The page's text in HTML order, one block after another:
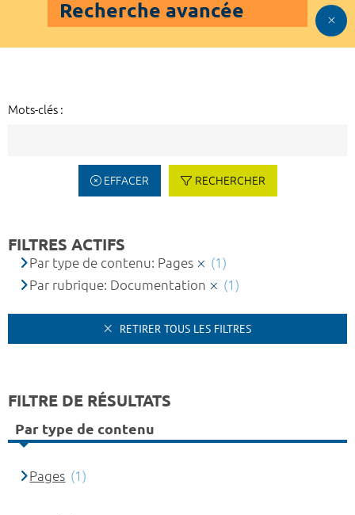
Recherche avancée
Mots-clés :
EFFACER RECHERCHER
FILTRES ACTIFS
Par type de contenu: Pages
(1)
Par rubrique: Documentation
(1)
RETIRER TOUS LES FILTRES
FILTRE DE RÉSULTATS
Par type de contenu
Pages (1)